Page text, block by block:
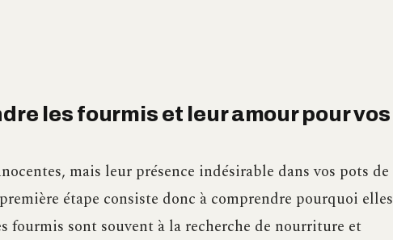
les fourmis et leur amour pour vos
mais leur présence indésirable dans vos pots de
étape consiste donc à comprendre pourquoi elles
fourmis sont souvent à la recherche de nourriture et